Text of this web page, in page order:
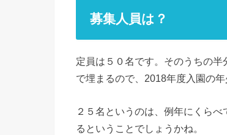
募集人員は？
定員は５０名です。そのうちの
で埋まるので、2018年度入園の年
２５名というのは、例年にくら
るということでしょうかね。